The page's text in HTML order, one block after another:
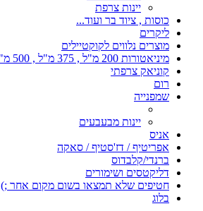
יינות צרפת
כוסות , ציוד בר ועוד...
ליקרים
מוצרים נלווים לקוקטיילים
מיניאטורות 200 מ"ל , 375 מ"ל , 500 מ"ל
קוניאק צרפתי
רום
שמפנייה
יינות מבעבעים
אניס
אפריטיף / דז'סטיף / סאקה
ברנדי/קלבדוס
דליקטסים ושימורים
חטיפים שלא תמצאו בשום מקום אחר ;)
בלוג